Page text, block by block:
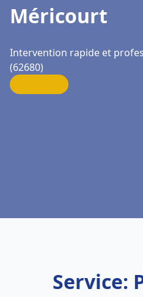
Méricourt
Intervention rapide et
(62680)
Service: